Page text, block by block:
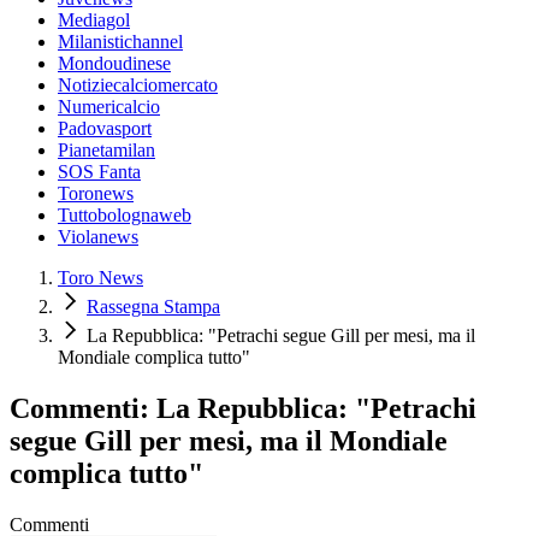
Mediagol
Milanistichannel
Mondoudinese
Notiziecalciomercato
Numericalcio
Padovasport
Pianetamilan
SOS Fanta
Toronews
Tuttobolognaweb
Violanews
Toro News
Rassegna Stampa
La Repubblica: "Petrachi segue Gill per mesi, ma il
Mondiale complica tutto"
Commenti: La Repubblica: "Petrachi
segue Gill per mesi, ma il Mondiale
complica tutto"
Commenti